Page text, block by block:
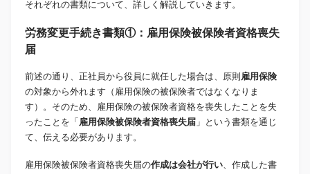
それぞれの書類について、詳しく解説していきます。
労務変更手続き書類①：雇用保険被保険者資格喪失
届
前述の通り、正社員から役員に就任した場合は、原則 雇用保険
の対象から外れます（雇用保険の被保険者ではなくなりま
す）。そのため、雇用保険の被保険者資格を喪失したことを失
ったことを「 雇用保険被保険者資格喪失届 」という書類を通じ
て、伝える必要があります。
雇用保険被保険者資格喪失届の作成は会社が行い、作成した書